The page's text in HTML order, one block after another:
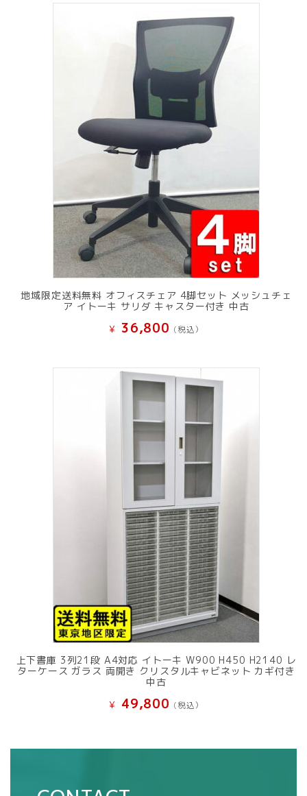
地域限定送料無料 オフィスチェア 4脚セット メッシュチェ
ア イトーキ サリダ キャスター付き 中古
¥ 36,800 (税込）
上下書庫 3列21段 A4対応 イトーキ W900 H450 H2140 レ
ターケース ガラス 両開き クリスタルキャビネット カギ付き
中古
¥ 49,800 (税込）